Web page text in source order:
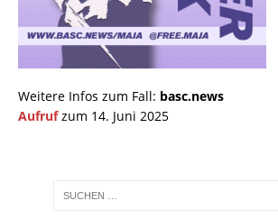
Weitere Infos zum Fall: basc.news
Aufrufzum 14. Juni 2025